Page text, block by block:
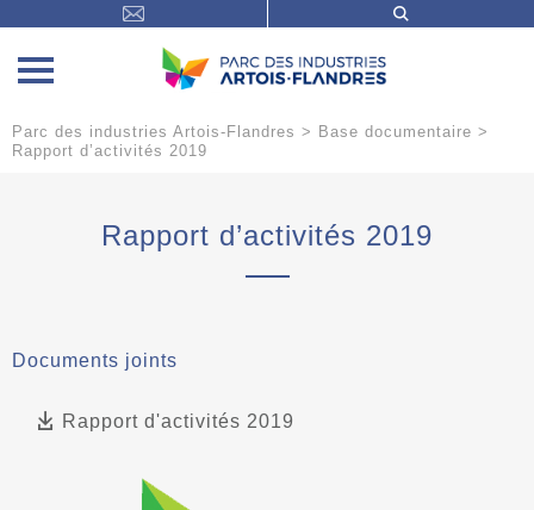
Parc des industries Artois-Flandres > Base documentaire >
Rapport d’activités 2019
Rapport d’activités 2019
Documents joints
Rapport d'activités 2019